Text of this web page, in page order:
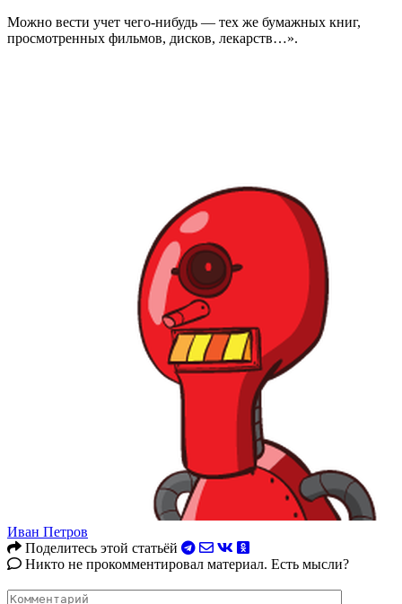
Можно вести учет чего-нибудь — тех же бумажных книг,
просмотренных фильмов, дисков, лекарств…».
Иван Петров
Поделитесь этой статьёй
Никто не прокомментировал материал. Есть мысли?